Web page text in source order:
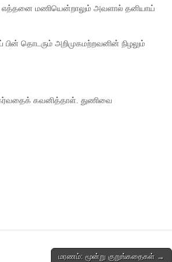
எத்தனை மணியென்றாலும் அவளால் தனியாய்
தொடரும் அறிமுகமற்றவனின் நிழலும்
கவனித்தாள். துணிவை
மரணம்: மூன்று குறுங்கதைகள் →